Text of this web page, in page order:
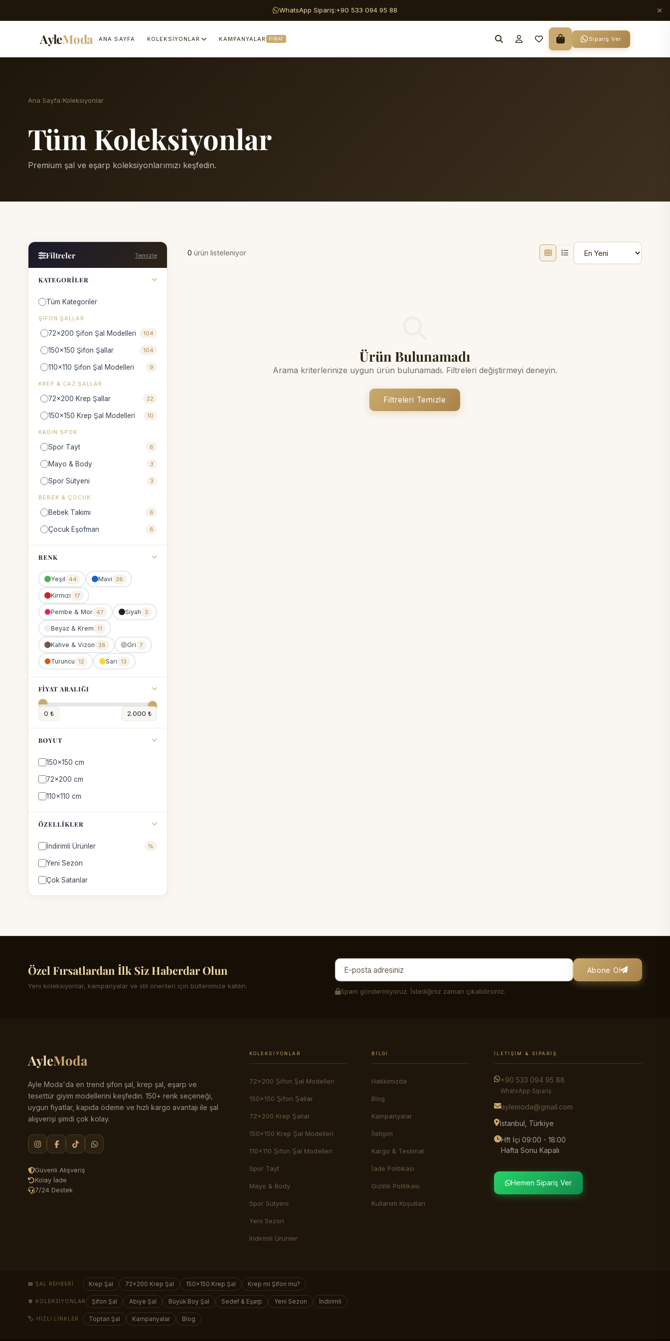
WhatsApp Sipariş:+90 533 094 95 88
AyleModa ANA SAYFA KOLEKSIYONLAR KAMPANYALAR FIRSAT Sipariş Ver
Ana Sayfa Koleksiyonlar
Tüm Koleksiyonlar
Premium şal ve eşarp koleksiyonlarımızı keşfedin.
Filtreler Temizle
KATEGORILER
Tüm Kategoriler
ŞIFON ŞALLAR
72x200 Şifon Şal Modelleri 104
150x150 Şifon Şallar 104
110x110 Şifon Şal Modelleri 9
KREP & CAZ ŞALLAR
72x200 Krep Şallar 22
150x150 Krep Şal Modelleri 10
KADIN SPOR
Spor Tayt 6
Mayo & Body 3
Spor Sütyeni 3
BEBEK & ÇOCUK
Bebek Takımı 6
Çocuk Eşofman 6
RENK
Yeşil 44 Mavi 38
Kırmızı 17
Pembe & Mor 47 Siyah 3
Beyaz & Krem 11
Kahve & Vizon 38 Gri 7
Turuncu 12 Sarı 13
FIYAT ARALIĞI
0 ₺ 2.000 ₺
BOYUT
150x150 cm
72x200 cm
110x110 cm
ÖZELLIKLER
İndirimli Ürünler %
Yeni Sezon
Çok Satanlar
0 ürün listeleniyor
Ürün Bulunamadı
Arama kriterlerinize uygun ürün bulunamadı. Filtreleri değiştirmeyi deneyin.
Filtreleri Temizle
Özel Fırsatlardan İlk Siz Haberdar Olun
Yeni koleksiyonlar, kampanyalar ve stil önerileri için bültenimize katılın.
Abone Ol
Spam göndermiyoruz. İstediğiniz zaman çıkabilirsiniz.
AyleModa
Ayle Moda'da en trend şifon şal, krep şal, eşarp ve
tesettür giyim modellerini keşfedin. 150+ renk seçeneği,
uygun fiyatlar, kapıda ödeme ve hızlı kargo avantajı ile şal
alışverişi şimdi çok kolay.
Güvenli Alışveriş
Kolay İade
7/24 Destek
KOLEKSIYONLAR
72x200 Şifon Şal Modelleri
150x150 Şifon Şallar
72x200 Krep Şallar
150x150 Krep Şal Modelleri
110x110 Şifon Şal Modelleri
Spor Tayt
Mayo & Body
Spor Sütyeni
Yeni Sezon
İndirimli Ürünler
BILGI
Hakkımızda
Blog
Kampanyalar
İletişim
Kargo & Teslimat
İade Politikası
Gizlilik Politikası
Kullanım Koşulları
İLETIŞIM & SIPARIŞ
+90 533 094 95 88
WhatsApp Sipariş
aylemoda@gmail.com
İstanbul, Türkiye
Hft İçi 09:00 - 18:00
Hafta Sonu Kapalı
Hemen Sipariş Ver
📖 ŞAL REHBERI Krep Şal 72×200 Krep Şal 150×150 Krep Şal Krep mi Şifon mu?
🧣 KOLEKSIYONLAR Şifon Şal Abiye Şal Büyük Boy Şal Sedef & Eşarp Yeni Sezon İndirimli
🏷️ HIZLI LINKLER Toptan Şal Kampanyalar Blog